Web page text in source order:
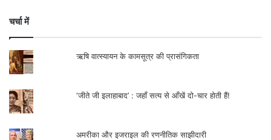
चर्चा में
ऋषि वात्स्यायन के कामसूत्र की प्रासंगिकता
‘जीते जी इलाहाबाद’ : जहाँ सत्य से आँखें दो-चार होती हैं!
अमरीका और इजराइल की रणनीतिक साझीदारी